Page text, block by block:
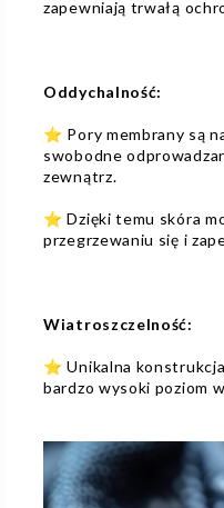
zapewniają trwałą
Oddychalność:
⭐ Pory membrany są
swobodne
zewnątrz.
⭐ Dzięki temu skóra
przegrzewaniu się i
Wiatroszczelność:
⭐ Unikalna
bardzo wysoki poziom